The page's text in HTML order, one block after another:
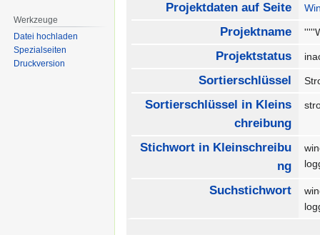
Projektdaten auf Seite
Projektname
Projektstatus
Sortierschlüssel
Sortierschlüssel in Kleins
chreibung
Stichwort in Kleinschreibu
ng
Suchstichwort
Werkzeuge
Datei hochladen
Spezialseiten
Druckversion